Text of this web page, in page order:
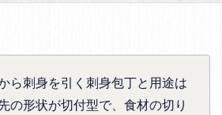
ら刺身を引く刺身包丁と用途は
の形状が切付型で、食材の切り